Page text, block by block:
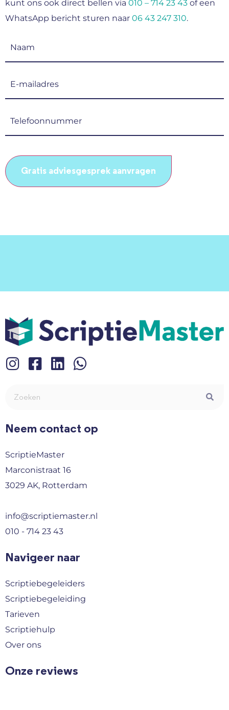
kunt ons ook direct bellen via 010 – 714 23 43 of een
WhatsApp bericht sturen naar 06 43 247 310.
Neem contact op
ScriptieMaster
Marconistraat 16
3029 AK, Rotterdam
info@scriptiemaster.nl
010 - 714 23 43
Navigeer naar
Scriptiebegeleiders
Scriptiebegeleiding
Tarieven
Scriptiehulp
Over ons
Onze reviews